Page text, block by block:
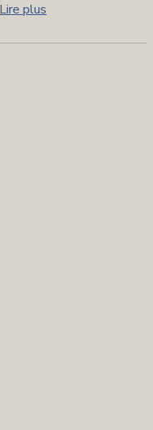
Lire plus